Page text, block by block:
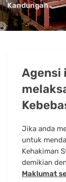
Kandungan
Agensi
Jika anda
untuk
Kehakiman
demikian
Maklumat